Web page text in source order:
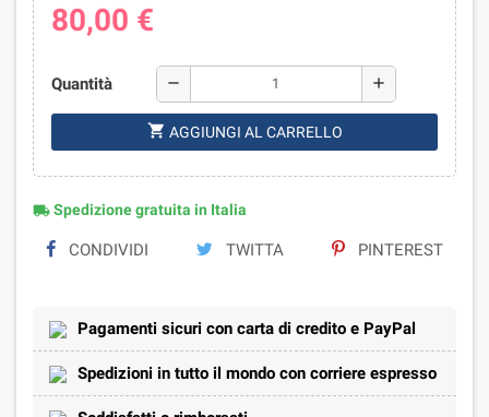
80,00 €
Quantità remove add
shopping_cart AGGIUNGI AL CARRELLO
local_shippingSpedizione gratuita in Italia
CONDIVIDI TWITTA PINTEREST
Pagamenti sicuri con carta di credito e PayPal
Spedizioni in tutto il mondo con corriere espresso